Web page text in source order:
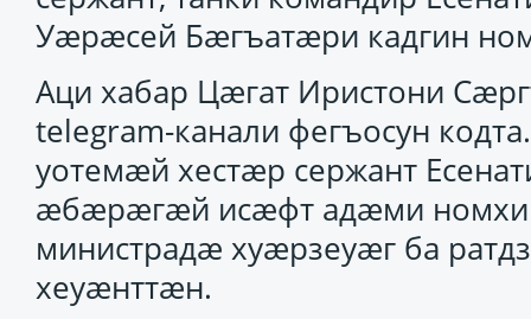
Уæрæсей Бæгъатæри кадгин
Аци хабар Цæгат Иристони
telegram-канали фегъосун
уотемæй хестæр сержант
æбæрæгæй исæфт адæми
министрадæ хуæрзеуæг ба
хеуæнттæн.